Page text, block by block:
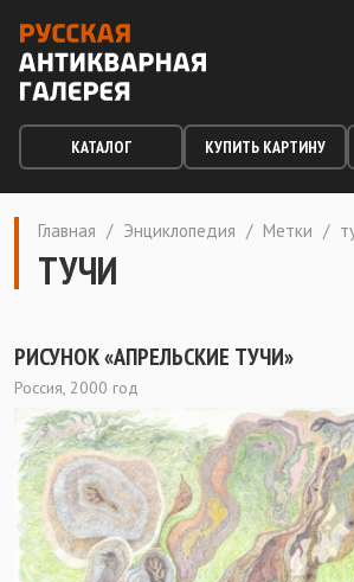
КАТАЛОГ КУПИТЬ КАРТИНУ
Главная / Энциклопедия / Метки /
ТУЧИ
РИСУНОК «АПРЕЛЬСКИЕ ТУЧИ»
Россия, 2000 год